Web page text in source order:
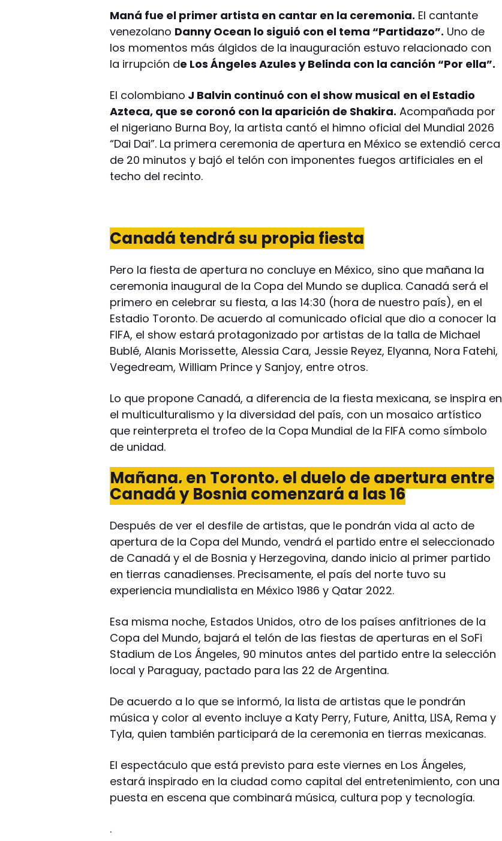
Maná fue el primer artista en cantar en la ceremonia. El cantante
venezolano Danny Ocean lo siguió con el tema “Partidazo”. Uno de
los momentos más álgidos de la inauguración estuvo relacionado con
la irrupción de Los Ángeles Azules y Belinda con la canción “Por ella”.
El colombiano J Balvin continuó con el show musical en el Estadio
Azteca, que se coronó con la aparición de Shakira. Acompañada por
el nigeriano Burna Boy, la artista cantó el himno oficial del Mundial 2026
“Dai Dai”. La primera ceremonia de apertura en México se extendió cerca
de 20 minutos y bajó el telón con imponentes fuegos artificiales en el
techo del recinto.
Canadá tendrá su propia fiesta
Pero la fiesta de apertura no concluye en México, sino que mañana la
ceremonia inaugural de la Copa del Mundo se duplica. Canadá será el
primero en celebrar su fiesta, a las 14:30 (hora de nuestro país), en el
Estadio Toronto. De acuerdo al comunicado oficial que dio a conocer la
FIFA, el show estará protagonizado por artistas de la talla de Michael
Bublé, Alanis Morissette, Alessia Cara, Jessie Reyez, Elyanna, Nora Fatehi,
Vegedream, William Prince y Sanjoy, entre otros.
Lo que propone Canadá, a diferencia de la fiesta mexicana, se inspira en
el multiculturalismo y la diversidad del país, con un mosaico artístico
que reinterpreta el trofeo de la Copa Mundial de la FIFA como símbolo
de unidad.
Mañana, en Toronto, el duelo de apertura entre
Canadá y Bosnia comenzará a las 16
Después de ver el desfile de artistas, que le pondrán vida al acto de
apertura de la Copa del Mundo, vendrá el partido entre el seleccionado
de Canadá y el de Bosnia y Herzegovina, dando inicio al primer partido
en tierras canadienses. Precisamente, el país del norte tuvo su
experiencia mundialista en México 1986 y Qatar 2022.
Esa misma noche, Estados Unidos, otro de los países anfitriones de la
Copa del Mundo, bajará el telón de las fiestas de aperturas en el SoFi
Stadium de Los Ángeles, 90 minutos antes del partido entre la selección
local y Paraguay, pactado para las 22 de Argentina.
De acuerdo a lo que se informó, la lista de artistas que le pondrán
música y color al evento incluye a Katy Perry, Future, Anitta, LISA, Rema y
Tyla, quien también participará de la ceremonia en tierras mexicanas.
El espectáculo que está previsto para este viernes en Los Ángeles,
estará inspirado en la ciudad como capital del entretenimiento, con una
puesta en escena que combinará música, cultura pop y tecnología.
.